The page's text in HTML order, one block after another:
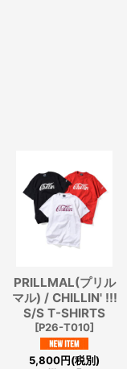
PRILLMAL(プリル
マル) / CHILLIN' !!!
S/S T-SHIRTS
[P26-T010]
5,800円(税別)